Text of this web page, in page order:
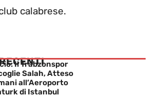
calabrese.
Il Trabzonspor
Salah, Atteso
all’Aeroporto
di Istanbul